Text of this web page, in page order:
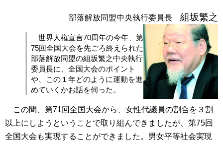
部落解放同盟中央執行委員長 組坂繁之
世界人権宣言70周年の今年、第
75回全国大会を先ごろ終えられた
部落解放同盟の組坂繁之中央執行
委員長に、全国大会のポイント
や、この１年どのように運動を進
めていくかお話を伺った。
この間、第71回全国大会から、女性代議員の割合を３割
以上にしようということで取り組んできましたが、第75回
全国大会も実現することができました。男女平等社会実現